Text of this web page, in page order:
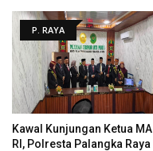
P. RAYA
Kawal Kunjungan Ketua MA
RI, Polresta Palangka Raya